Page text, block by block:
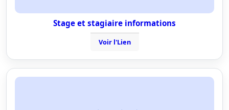
Stage et stagiaire informations
Voir l'Lien